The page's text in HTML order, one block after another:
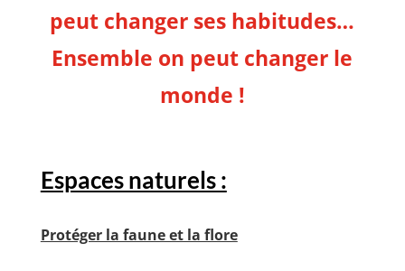
peut changer ses habitudes…
Ensemble on peut changer le
monde !
Espaces naturels :
Protéger la faune et la flore